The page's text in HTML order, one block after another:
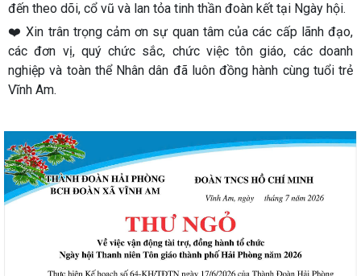
đến theo dõi, cổ vũ và lan tỏa tinh thần đoàn kết tại Ngày hội.
❤️ Xin trân trọng cảm ơn sự quan tâm của các cấp lãnh đạo,
các đơn vị, quý chức sắc, chức việc tôn giáo, các doanh
nghiệp và toàn thể Nhân dân đã luôn đồng hành cùng tuổi trẻ
Vĩnh Am.